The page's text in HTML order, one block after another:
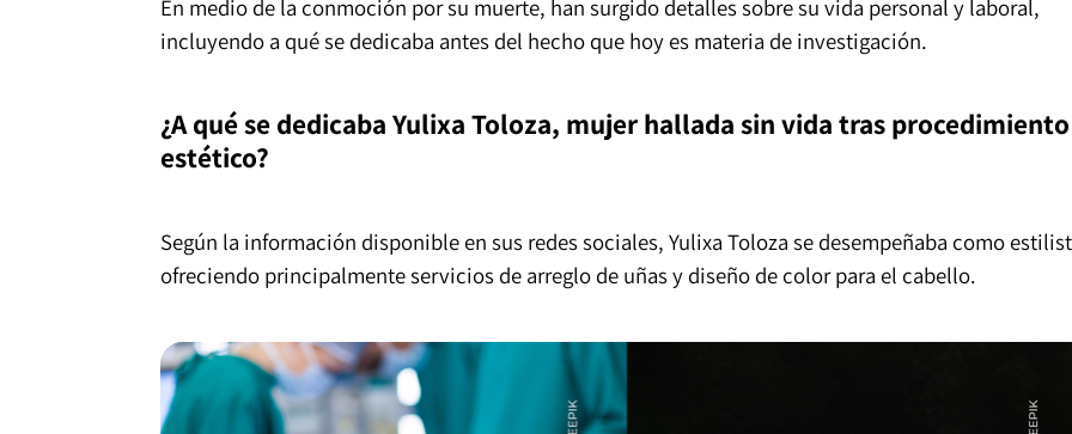
En medio de la conmoción por su muerte, han surgido detalles sobre su vida personal y laboral,
incluyendo a qué se dedicaba antes del hecho que hoy es materia de investigación.
¿A qué se dedicaba Yulixa Toloza, mujer hallada sin vida tras procedimiento
estético?
Según la información disponible en sus redes sociales, Yulixa Toloza se desempeñaba como
ofreciendo principalmente servicios de arreglo de uñas y diseño de color para el cabello.